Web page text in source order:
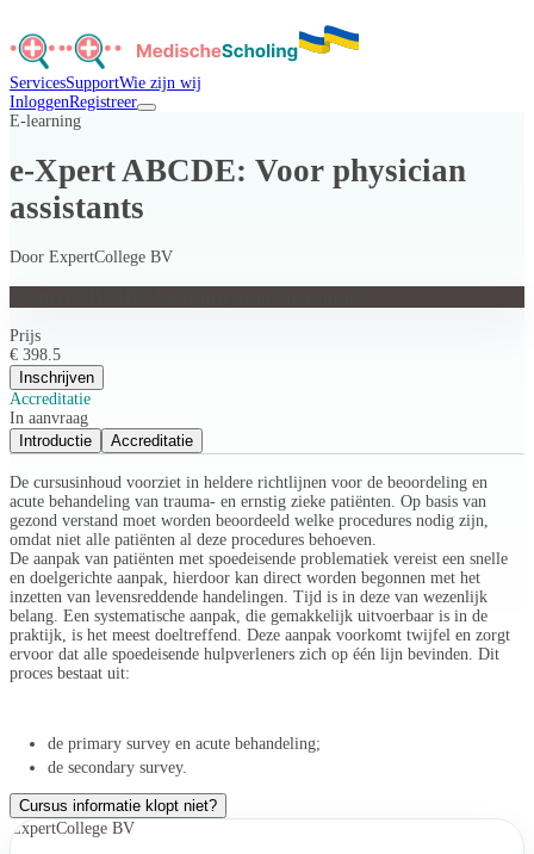
ServicesSupportWie zijn wij
InloggenRegistreer
E-learning
e-Xpert ABCDE: Voor physician
assistants
Door ExpertCollege BV
Prijs
€ 398.5
Inschrijven
Accreditatie
In aanvraag
Introductie
Accreditatie
De cursusinhoud voorziet in heldere richtlijnen voor de beoordeling en
acute behandeling van trauma- en ernstig zieke patiënten. Op basis van
gezond verstand moet worden beoordeeld welke procedures nodig zijn,
omdat niet alle patiënten al deze procedures behoeven.
De aanpak van patiënten met spoedeisende problematiek vereist een snelle
en doelgerichte aanpak, hierdoor kan direct worden begonnen met het
inzetten van levensreddende handelingen. Tijd is in deze van wezenlijk
belang. Een systematische aanpak, die gemakkelijk uitvoerbaar is in de
praktijk, is het meest doeltreffend. Deze aanpak voorkomt twijfel en zorgt
ervoor dat alle spoedeisende hulpverleners zich op één lijn bevinden. Dit
proces bestaat uit:
de primary survey en acute behandeling;
de secondary survey.
Cursus informatie klopt niet?
ExpertCollege BV